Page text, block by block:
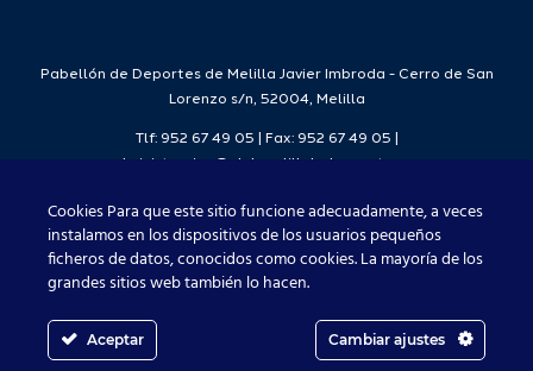
Pabellón de Deportes de Melilla Javier Imbroda - Cerro de San
Lorenzo s/n, 52004, Melilla
Tlf: 952 67 49 05 | Fax: 952 67 49 05 |
administracion@clubmelillabaloncesto.com
Club Melilla Baloncesto 2021
InstagramYouTube
Cookies Para que este sitio funcione adecuadamente, a veces
instalamos en los dispositivos de los usuarios pequeños
ficheros de datos, conocidos como cookies. La mayoría de los
grandes sitios web también lo hacen.
Aceptar Cambiar ajustes